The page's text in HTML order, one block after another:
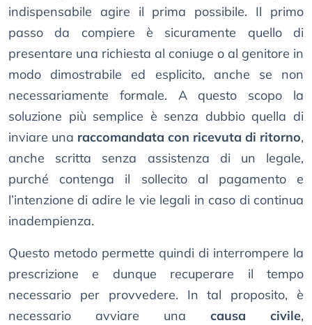
indispensabile agire il prima possibile. Il primo
passo da compiere è sicuramente quello di
presentare una richiesta al coniuge o al genitore in
modo dimostrabile ed esplicito, anche se non
necessariamente formale. A questo scopo la
soluzione più semplice è senza dubbio quella di
inviare una raccomandata con ricevuta di ritorno,
anche scritta senza assistenza di un legale,
purché contenga il sollecito al pagamento e
l’intenzione di adire le vie legali in caso di continua
inadempienza.
Questo metodo permette quindi di interrompere la
prescrizione e dunque recuperare il tempo
necessario per provvedere. In tal proposito, è
necessario avviare una causa civile,